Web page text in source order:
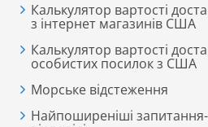
Калькулятор вартості
з інтернет магазинів США
Калькулятор вартості
особистих посилок з США
Морське відстеження
Найпоширеніші запитання-